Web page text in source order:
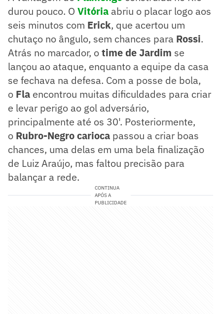
durou pouco. O Vitória abriu o placar logo aos
seis minutos com Erick, que acertou um
chutaço no ângulo, sem chances para Rossi.
Atrás no marcador, otime de Jardim se
lançou ao ataque, enquanto a equipe da casa
se fechava na defesa. Com a posse de bola,
o Fla encontrou muitas dificuldades para criar
e levar perigo ao gol adversário,
principalmente até os 30'. Posteriormente,
o Rubro-Negro carioca passou a criar boas
chances, uma delas em uma bela finalização
de Luiz Araújo, mas faltou precisão para
balançar a rede.
CONTINUA
APÓS A
PUBLICIDADE